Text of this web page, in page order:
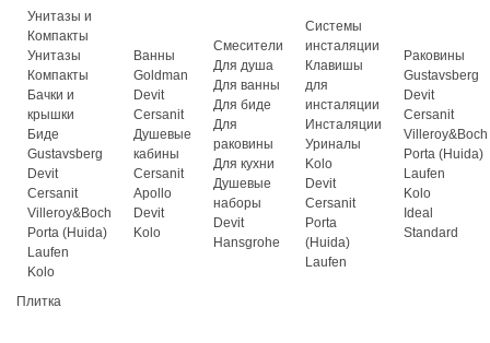
Унитазы и
Компакты
Унитазы
Компакты
Бачки и
крышки
Биде
Gustavsberg
Devit
Cersanit
Villeroy&Boch
Porta (Huida)
Laufen
Kolo
Ванны
Goldman
Devit
Cersanit
Душевые
кабины
Cersanit
Apollo
Devit
Kolo
Смесители
Для душа
Для ванны
Для биде
Для
раковины
Для кухни
Душевые
наборы
Devit
Hansgrohe
Системы
инсталяции
Клавишы
для
инсталяции
Инсталяции
Уриналы
Kolo
Devit
Cersanit
Porta
(Huida)
Laufen
Раковины
Gustavsberg
Devit
Cersanit
Villeroy&Boch
Porta (Huida)
Laufen
Kolo
Ideal
Standard
Плитка